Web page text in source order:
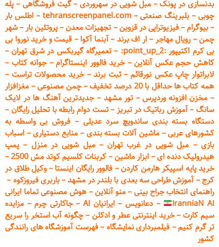
بدنسازی در پونک–مبل شویی در سهروردی–گیت فروشگاهی – پله
چوبی – بلبرینگ صنعتی–
tehranscreenpanel.com
–اطلس بار
–بیوگرام–فیزیوتراپی در قزوین– تجهیزات معدن–پروتئین بار–شهر
چمن– رویال مهاجر –ار اف برند –آبنما آکوا – قیمت و خرید نوروا بی
بی کرم اکتیپور :point_up_2:
– تعمیرگاه گیربکس در شرق تهران–
کاهش حجم عکس آنلاین–خرید فالوور اینستاگرام–جوانه کتاب –
لابراتوار چاپ عکس نورقائم–ثبت برند–خرید محصولات تراست –
همه کتاب ها حداقل با 20 درصد تخفیف
–چمن مصنوعی– مغزافزار
– مخزن افزونه وردپرس– تور مشهد –جدیدترین آهنگ ها در لایک
سانگ–آموزش رباتیک در تبریز –تست دوام رابطه با تحلیل رایگان –
دستگاه بسته‌ بندی ساندویچ سرد عدیلی – فروش بی واسطه به
کشورهای عربی–ماشین آلات بسته بندی – منابع دستیاری– اسباب
بازی– مبل شویی در غرب تهران–مبل شویی در منزل –پمپ
هیدرولیک دنده ای–ابزار ماشین– کربنات کلسیم کوتد مش 2500
–
خرید پایه اسپیکر هارمن کاردن– فالوور رایگان اینستا –وکیل طلاق در
کرج –آموزش طراحی سه بعدی با بلندر در مشهد–باربری فیروزکوه –
راهنمای انتخاب جراح بینی–منو آنلاین–هوش مصنوعی تماما ایرانی
IranniaN AI
– دعانویس –ایرانیان AI –جاکارتی چرم– مزایده
سیم کارت–خرید اینترنتی عطر و ادکلن –چگونه آب استخر را سریع
تر گرم کنیم– فیلمبرداری نمایشگاه –فهرست آموزشگاه های رانندگی
کشور